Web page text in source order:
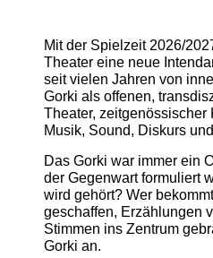
Mit der Spielzeit 2026/
Theater eine neue
seit vielen Jahren von
Gorki als offenen,
Theater, zeitgenössischer
Musik, Sound, Diskurs
Das Gorki war immer ein
der Gegenwart formuliert
wird gehört? Wer
geschaffen, Erzählungen
Stimmen ins Zentrum
Gorki an.